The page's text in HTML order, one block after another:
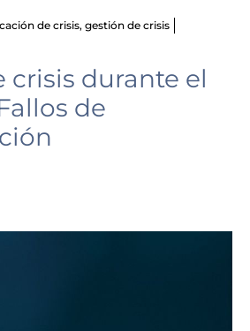
de crisis, gestión de crisis
crisis durante el
de